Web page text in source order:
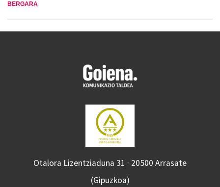
BERGARA
Otalora Lizentziaduna 31 · 20500 Arrasate
(Gipuzkoa)